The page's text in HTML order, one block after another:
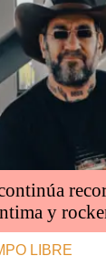
y
LIBRE